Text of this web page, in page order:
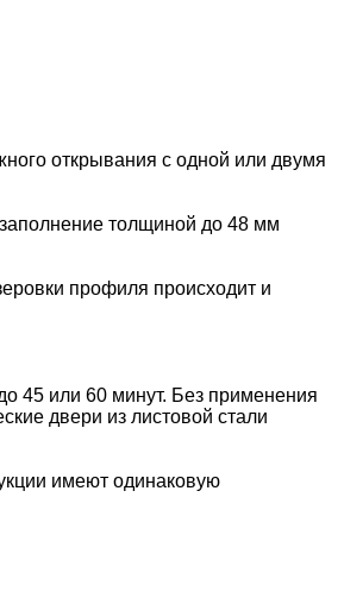
открывания с одной или двумя
толщиной до 48 мм
профиля происходит и
45 или 60 минут. Без применения
двери из листовой стали
имеют одинаковую